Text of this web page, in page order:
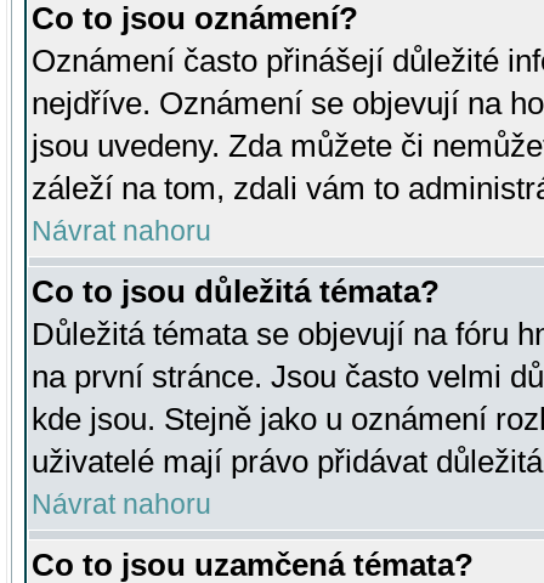
Co to jsou oznámení?
Oznámení často přinášejí důležité
nejdříve. Oznámení se objevují na
jsou uvedeny. Zda můžete či
záleží na tom, zdali vám to
Návrat nahoru
Co to jsou důležitá témata?
Důležitá témata se objevují na fóru
na první stránce. Jsou často velmi
kde jsou. Stejně jako u oznámení
uživatelé mají právo přidávat
Návrat nahoru
Co to jsou uzamčená témata?